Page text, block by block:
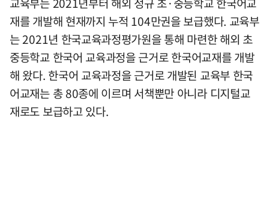
재를 개발해 현재까지 누적 104만권을 보급했다. 교육부
는 2021년 한국교육과정평가원을 통해 마련한 해외 초
중등학교 한국어 교육과정을 근거로 한국어교재를 개발
해 왔다. 한국어 교육과정을 근거로 개발된 교육부 한국
어교재는 총 80종에 이르며 서책뿐만 아니라 디지털교
재로도 보급하고 있다.